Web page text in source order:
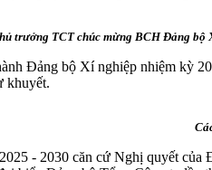
trưởng TCT chúc mừng BCH Đảng
Đảng bộ Xí nghiệp nhiệm kỳ
khuyết.
- 2030 căn cứ Nghị quyết